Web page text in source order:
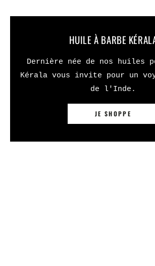
HUILE À BARBE
Dernière née de nos huiles
Kérala vous invite pour un
de l'Inde.
JE SHOPPE